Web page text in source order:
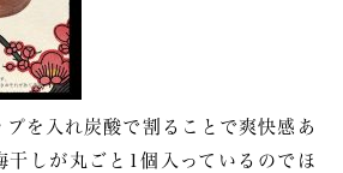
を入れ炭酸で割ることで爽快感あ
干しが丸ごと1個入っているのでほ